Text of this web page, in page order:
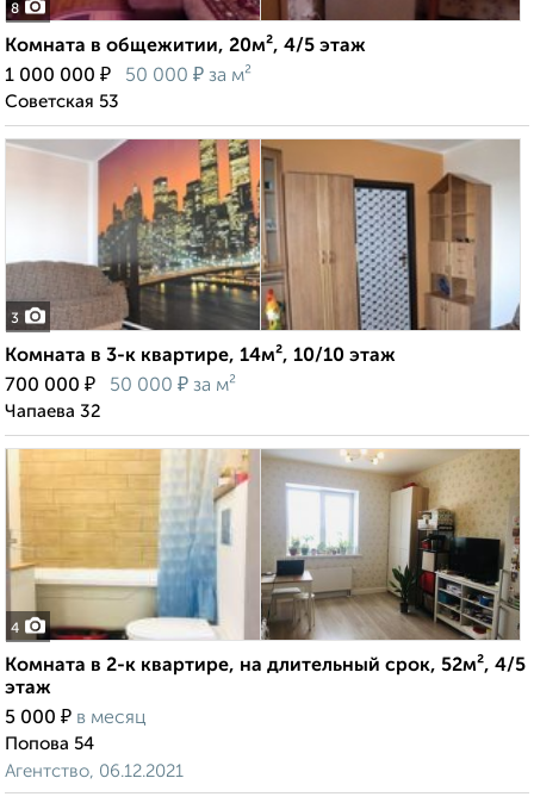
8
Комната в общежитии, 20м², 4/5 этаж
1 000 000 ₽ 50 000 ₽ за м²
Советская 53
3
Комната в 3-к квартире, 14м², 10/10 этаж
700 000 ₽ 50 000 ₽ за м²
Чапаева 32
4
Комната в 2-к квартире, на длительный срок, 52м², 4/5
этаж
5 000 ₽ в месяц
Попова 54
Агентство, 06.12.2021